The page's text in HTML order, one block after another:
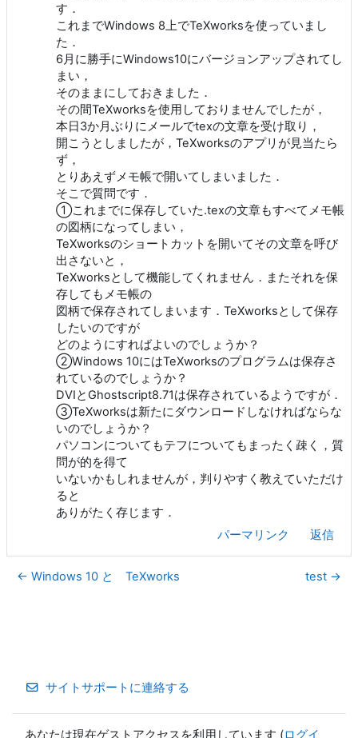
す．
これまでWindows 8上でTeXworksを使っていまし
た．
6月に勝手にWindows10にバージョンアップされてし
まい，
そのままにしておきました．
その間TeXworksを使用しておりませんでしたが，
本日3か月ぶりにメールでtexの文章を受け取り，
開こうとしましたが，TeXworksのアプリが見当たら
ず，
とりあえずメモ帳で開いてしまいました．
そこで質問です．
①これまでに保存していた.texの文章もすべてメモ帳
の図柄になってしまい，
TeXworksのショートカットを開いてその文章を呼び
出さないと，
TeXworksとして機能してくれません．またそれを保
存してもメモ帳の
図柄で保存されてしまいます．TeXworksとして保存
したいのですが
どのようにすればよいのでしょうか？
②Windows 10にはTeXworksのプログラムは保存さ
れているのでしょうか？
DVIとGhostscript8.71は保存されているようですが．
③TeXworksは新たにダウンロードしなければならな
いのでしょうか？
パソコンについてもテフについてもまったく疎く，質
問が的を得て
いないかもしれませんが，判りやすく教えていただけ
ると
ありがたく存じます．
パーマリンク
返信
← Windows 10 と TeXworks test →
サイトサポートに連絡する
あなたは現在ゲストアクセスを利用しています (ログイ